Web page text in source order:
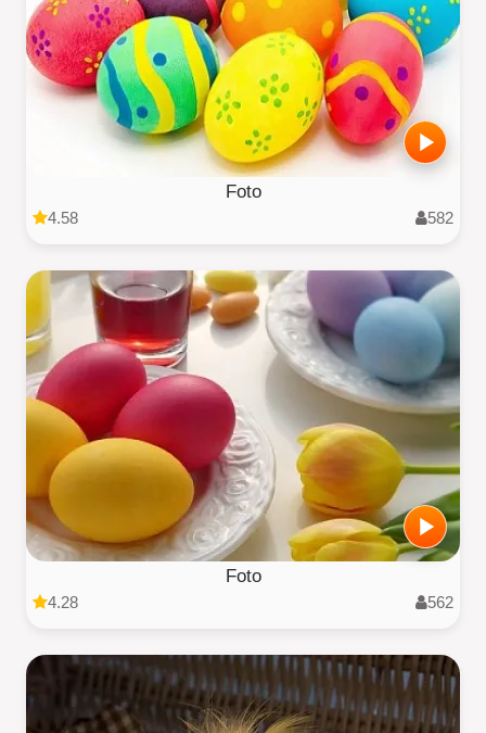
Foto
4.58 582
Foto
4.28 562